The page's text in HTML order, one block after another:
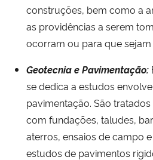
Gabinete de Segurança Institucional
Banco Central do Brasil
Planalto
construções, bem como a
as providências a serem
ocorram ou para que
Geotecnia e Pavimentação:
se dedica a estudos
pavimentação. São
com fundações, taludes,
aterros, ensaios de campo
estudos de pavimentos